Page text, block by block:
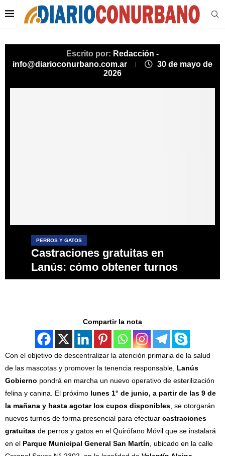
Escrito por: Redacción -
info@diarioconurbano.com.ar
30 de mayo de
2026
PERROS Y GATOS
Castraciones gratuitas en
Lanús: cómo obtener turnos
Compartir la nota
Con el objetivo de descentralizar la atención primaria de la salud
de las mascotas y promover la tenencia responsable, Lanús
Gobierno pondrá en marcha un nuevo operativo de esterilización
felina y canina. El próximo lunes 1° de junio, a partir de las 9 de
la mañana y hasta agotar los cupos disponibles, se otorgarán
nuevos turnos de forma presencial para efectuar castraciones
gratuitas de perros y gatos en el Quirófano Móvil que se instalará
en el Parque Municipal General San Martín, ubicado en la calle